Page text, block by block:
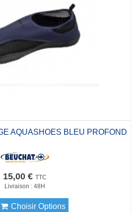
AQUASHOES BLEU PROFOND
15,00 € TTC
Livraison : 48H
Choisir Options